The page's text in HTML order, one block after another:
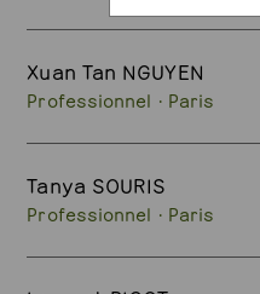
Xuan Tan NGUYEN
Professionnel · Paris
Tanya SOURIS
Professionnel · Paris